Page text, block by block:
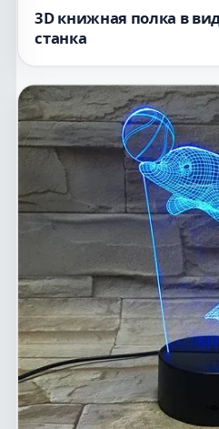
3D книжная полка в
станка